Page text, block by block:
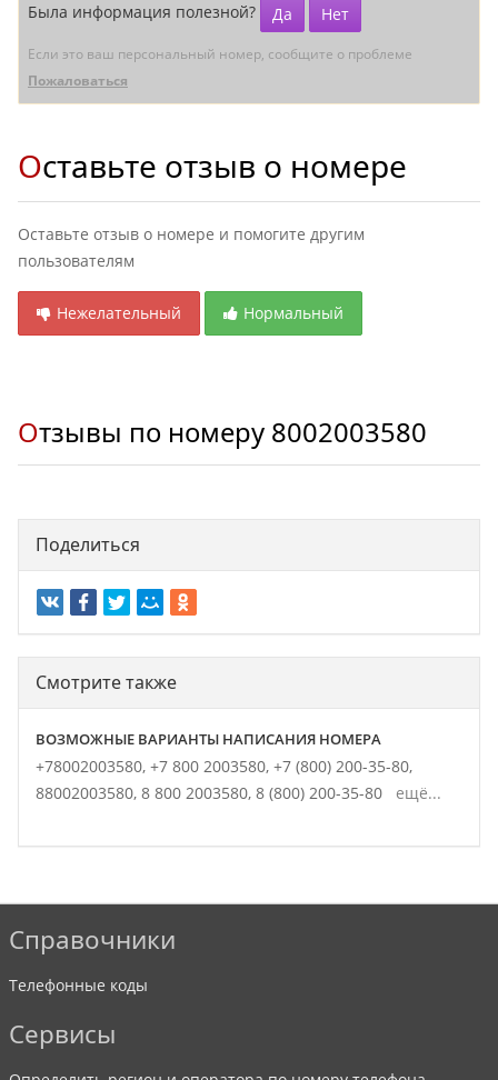
Была информация полезной?
Да Нет
Если это ваш персональный номер, сообщите о проблеме
Пожаловаться
Оставьте отзыв о номере
Оставьте отзыв о номере и помогите другим
пользователям
Нежелательный Нормальный
Отзывы по номеру 8002003580
Поделиться
Смотрите также
ВОЗМОЖНЫЕ ВАРИАНТЫ НАПИСАНИЯ НОМЕРА
+78002003580, +7 800 2003580, +7 (800) 200-35-80,
88002003580, 8 800 2003580, 8 (800) 200-35-80 ещё...
Справочники
Телефонные коды
Сервисы